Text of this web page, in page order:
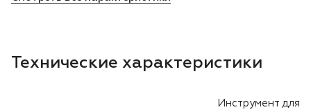
Дровоколы
Технические характеристики
Инструмент для